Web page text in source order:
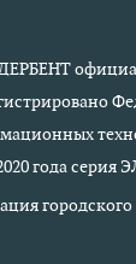
года серия
городского